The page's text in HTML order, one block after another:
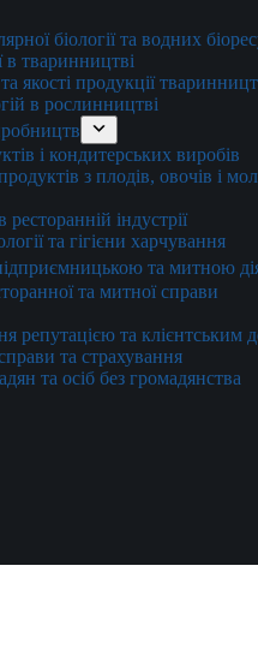
біології та водних
в тваринництві
якості продукції
в рослинництві
і кондитерських виробів
з плодів, овочів і
індустрії
та гігієни харчування
та митною
та митної справи
репутацією та клієнтським
та страхування
та осіб без громадянства